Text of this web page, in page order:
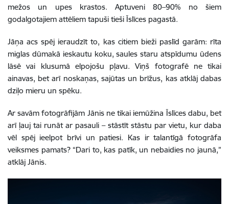
mežos un upes krastos. Aptuveni 80–90% no šiem
godalgotajiem attēliem tapuši tieši Īslīces pagastā.
Jāņa acs spēj ieraudzīt to, kas citiem bieži paslīd garām: rīta
miglas dūmakā ieskautu koku, saules staru atspīdumu ūdens
lāsē vai klusumā elpojošu pļavu. Viņš fotografē ne tikai
ainavas, bet arī noskaņas, sajūtas un brīžus, kas atklāj dabas
dziļo mieru un spēku.
Ar savām fotogrāfijām Jānis ne tikai iemūžina Īslīces dabu, bet
arī ļauj tai runāt ar pasauli – stāstīt stāstu par vietu, kur daba
vēl spēj ieelpot brīvi un patiesi. Kas ir talantīgā fotogrāfa
veiksmes pamats? “Dari to, kas patīk, un nebaidies no jaunā,”
atklāj Jānis.